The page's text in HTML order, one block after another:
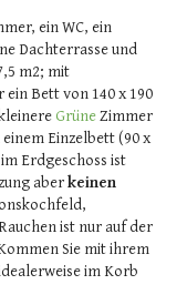
ein WC, ein
Dachterrasse und
m2; mit
Bett von 140 x 190
GrüneZimmer
Einzelbett (90 x
Erdgeschoss ist
aberkeinen
ist nur auf der
Sie mit ihrem
im Korb